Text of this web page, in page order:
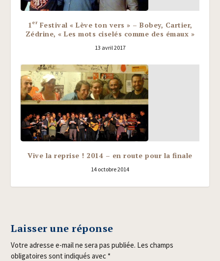
1 erFestival « Lève ton vers » – Bobey, Cartier,
Zédrine, « Les mots ciselés comme des émaux »
13 avril 2017
Vive la reprise ! 2014 – en route pour la finale
14 octobre 2014
Laisser une réponse
Votre adresse e-mail ne sera pas publiée. Les champs
obligatoires sont indiqués avec *